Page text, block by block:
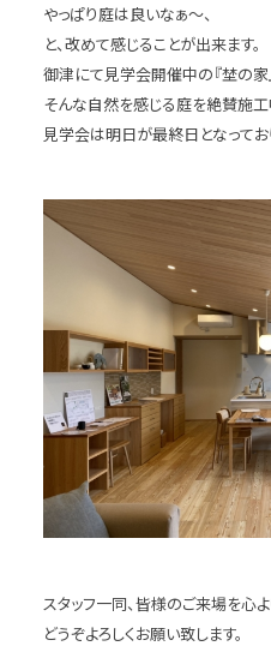
やっぱり庭は良いなぁ～、
と、改めて感じることが出来ます。
御津にて見学会開催中の『埜の家
そんな自然を感じる庭を絶賛施工
見学会は明日が最終日となってお
スタッフ一同、皆様のご来場を心よ
どうぞよろしくお願い致します。